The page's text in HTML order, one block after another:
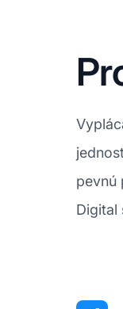
pevnú
Digital